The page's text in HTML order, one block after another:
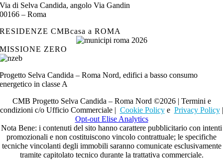
Via di Selva Candida, angolo Via Gandin
00166 – Roma
RESIDENZE CMBcasa a ROMA
MISSIONE ZERO
Progetto Selva Candida – Roma Nord, edifici a basso consumo
energetico in classe A
CMB Progetto Selva Candida – Roma Nord ©2026 | Termini e
condizioni c/o Ufficio Commerciale | Cookie Policye Privacy Policy|
Opt-out Elise Analytics
Nota Bene: i contenuti del sito hanno carattere pubblicitario con intenti
promozionali e non costituiscono vincolo contrattuale; le specifiche
tecniche vincolanti degli immobili saranno comunicate esclusivamente
tramite capitolato tecnico durante la trattativa commerciale.